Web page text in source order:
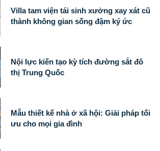
Villa tam viện tái sinh xưởng xay xát cũ
thành không gian sống đậm ký ức
Nội lực kiến tạo kỳ tích đường sắt đô
thị Trung Quốc
Mẫu thiết kế nhà ở xã hội: Giải pháp tối
ưu cho mọi gia đình